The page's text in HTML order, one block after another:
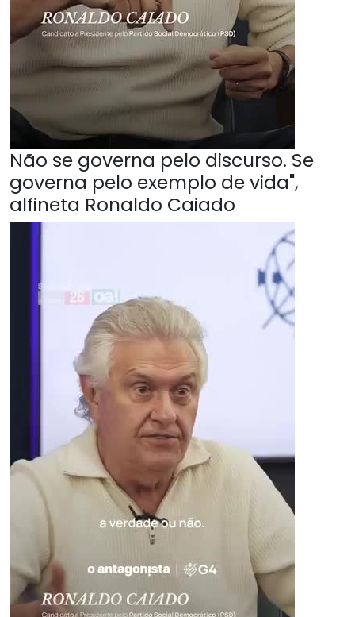
Não se governa pelo discurso. Se
governa pelo exemplo de vida",
alfineta Ronaldo Caiado